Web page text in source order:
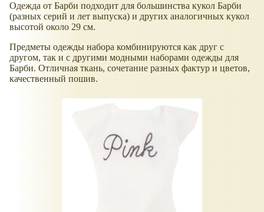
Одежда от Барби подходит для большинства кукол Барби
(разных серий и лет выпуска) и других аналогичных кукол
высотой около 29 см.
Предметы одежды набора комбинируются как друг с
другом, так и с другими модными наборами одежды для
Барби. Отличная ткань, сочетание разных фактур и цветов,
качественный пошив.